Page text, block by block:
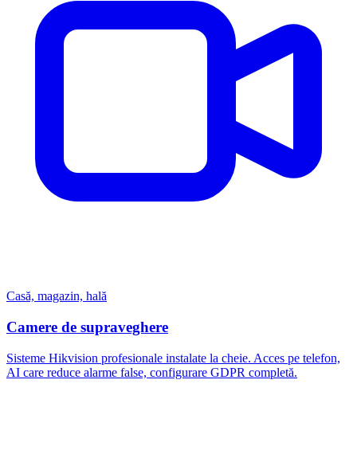
Casă, magazin, hală
Camere de supraveghere
Sisteme Hikvision profesionale instalate la cheie. Acces pe telefon,
AI care reduce alarme false, configurare GDPR completă.